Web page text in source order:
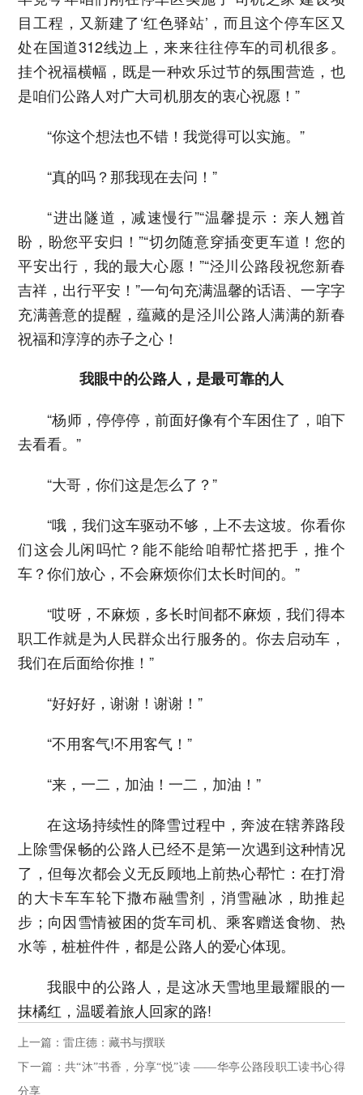
目工程，又新建了‘红色驿站’，而且这个停车区又
处在国道312线边上，来来往往停车的司机很多。
挂个祝福横幅，既是一种欢乐过节的氛围营造，也
是咱们公路人对广大司机朋友的衷心祝愿！”
“你这个想法也不错！我觉得可以实施。”
“真的吗？那我现在去问！”
“进出隧道，减速慢行”“温馨提示：亲人翘首
盼，盼您平安归！”“切勿随意穿插变更车道！您的
平安出行，我的最大心愿！”“泾川公路段祝您新春
吉祥，出行平安！”一句句充满温馨的话语、一字字
充满善意的提醒，蕴藏的是泾川公路人满满的新春
祝福和淳淳的赤子之心！
我眼中的公路人，是最可靠的人
“杨师，停停停，前面好像有个车困住了，咱下
去看看。”
“大哥，你们这是怎么了？”
“哦，我们这车驱动不够，上不去这坡。你看你
们这会儿闲吗忙？能不能给咱帮忙搭把手，推个
车？你们放心，不会麻烦你们太长时间的。”
“哎呀，不麻烦，多长时间都不麻烦，我们得本
职工作就是为人民群众出行服务的。你去启动车，
我们在后面给你推！”
“好好好，谢谢！谢谢！”
“不用客气!不用客气！”
“来，一二，加油！一二，加油！”
在这场持续性的降雪过程中，奔波在辖养路段
上除雪保畅的公路人已经不是第一次遇到这种情况
了，但每次都会义无反顾地上前热心帮忙：在打滑
的大卡车车轮下撒布融雪剂，消雪融冰，助推起
步；向因雪情被困的货车司机、乘客赠送食物、热
水等，桩桩件件，都是公路人的爱心体现。
我眼中的公路人，是这冰天雪地里最耀眼的一
抹橘红，温暖着旅人回家的路!
上一篇：雷庄德：藏书与撰联
下一篇：共“沐”书香，分享“悦”读 ——华亭公路段职工读书心得
分享